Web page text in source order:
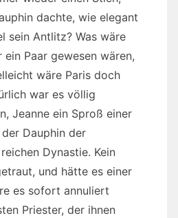
dachte, wie elegant
sein Antlitz? Was wäre
Paar gewesen wären,
wäre Paris doch
war es völlig
Jeanne ein Sproß einer
Dauphin der
Dynastie. Kein
und hätte es einer
es sofort annuliert
Priester, der ihnen